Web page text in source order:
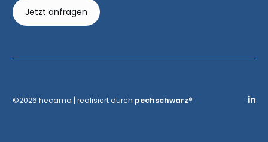
Jetzt anfragen
©2026 hecama | realisiert durch pechschwarz®